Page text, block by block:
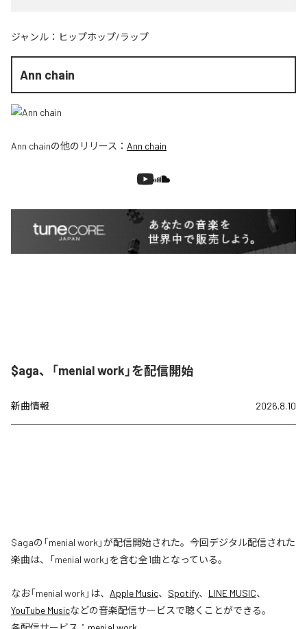
ジャンル： ヒップホップ/ラップ
Ann chain
Ann chainの他のリリース： Ann chain
$aga、「menial work」を配信開始
新曲情報 2026.8.10
$agaの「menial work」が配信開始された。今回デジタル配信された
楽曲は、「menial work」を含む全1曲となっている。
なお「menial work 」は、 Apple Music、 Spotify、 LINE MUSIC、
YouTube Musicなどの音楽配信サービスで聴くことができる。